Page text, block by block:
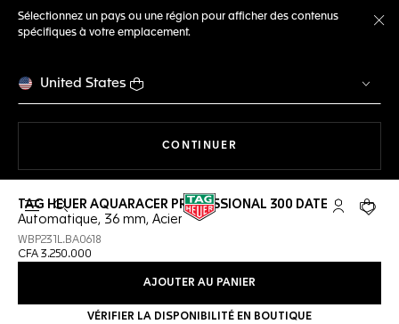
Sélectionnez un pays ou une région pour afficher des contenus
spécifiques à votre emplacement.
United States
CONTINUER
Ouvrir la barre de recherche Compte My
Votre
TAG HEUER AQUARACER PROFESSIONAL 300 DATE
Automatique, 36 mm, Acier
WBP231L.BA0618
CFA 3.250.000
AJOUTER AU PANIER
VÉRIFIER LA DISPONIBILITÉ EN BOUTIQUE